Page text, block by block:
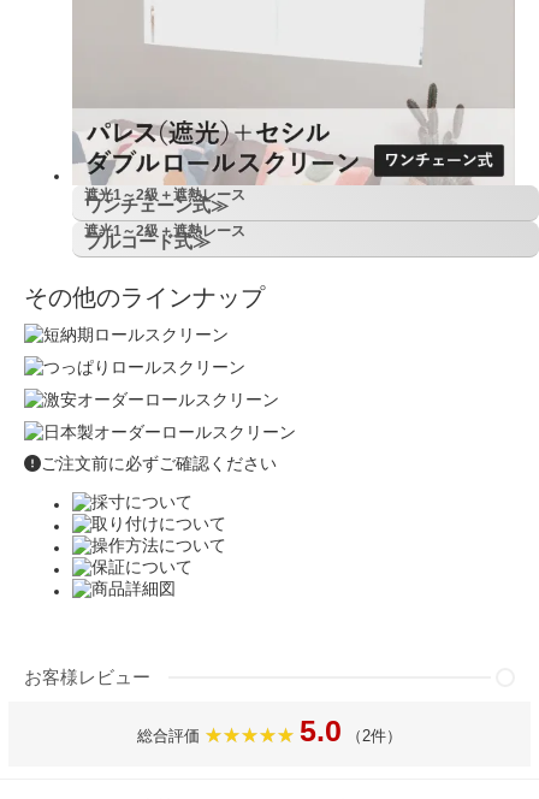
遮光1～2級＋遮熱レース
ワンチェーン式≫
遮光1～2級＋遮熱レース
プルコード式≫
その他のラインナップ
ご注文前に必ずご確認ください
お客様レビュー
総合評価 5.0 （2件）